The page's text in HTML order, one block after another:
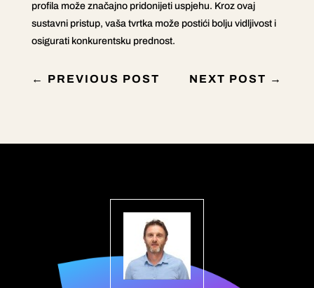
profila može značajno pridonijeti uspjehu. Kroz ovaj
sustavni pristup, vaša tvrtka može postići bolju vidljivost i
osigurati konkurentsku prednost.
← PREVIOUS POST NEXT POST →